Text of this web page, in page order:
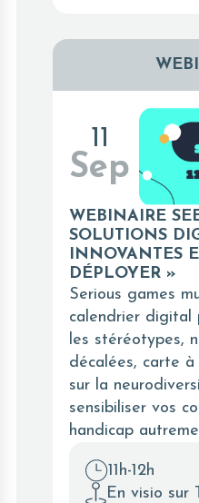
11
Sep
WEBINAIRE
SOLUTIONS
INNOVANTES
DÉPLOYER »
Serious games
calendrier digital
les stéréotypes,
décalées, carte
sur la
sensibiliser vos
handicap
11h-12h
En visio sur